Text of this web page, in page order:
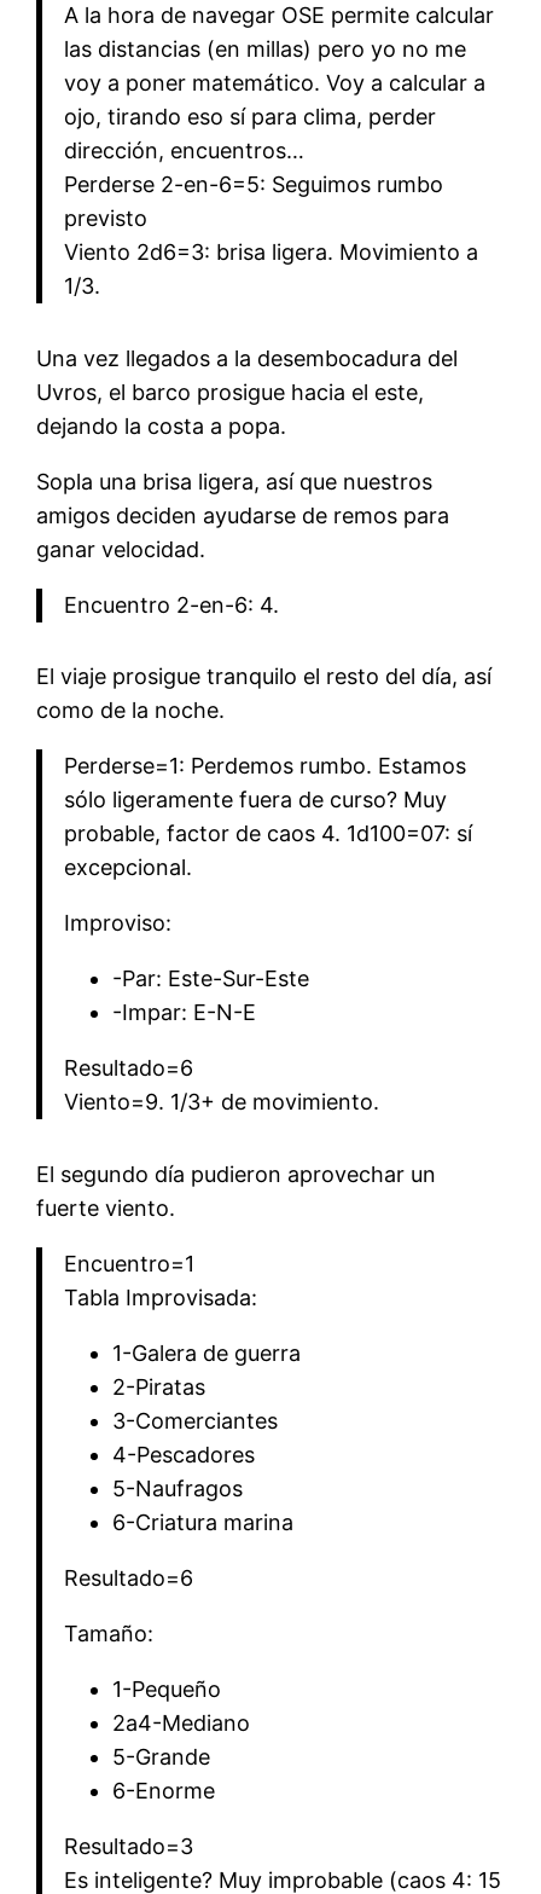
A la hora de navegar OSE permite calcular
las distancias (en millas) pero yo no me
voy a poner matemático. Voy a calcular a
ojo, tirando eso sí para clima, perder
dirección, encuentros…
Perderse 2-en-6=5: Seguimos rumbo
previsto
Viento 2d6=3: brisa ligera. Movimiento a
1/3.
Una vez llegados a la desembocadura del
Uvros, el barco prosigue hacia el este,
dejando la costa a popa.
Sopla una brisa ligera, así que nuestros
amigos deciden ayudarse de remos para
ganar velocidad.
Encuentro 2-en-6: 4.
El viaje prosigue tranquilo el resto del día, así
como de la noche.
Perderse=1: Perdemos rumbo. Estamos
sólo ligeramente fuera de curso? Muy
probable, factor de caos 4. 1d100=07: sí
excepcional.
Improviso:
-Par: Este-Sur-Este
-Impar: E-N-E
Resultado=6
Viento=9. 1/3+ de movimiento.
El segundo día pudieron aprovechar un
fuerte viento.
Encuentro=1
Tabla Improvisada:
1-Galera de guerra
2-Piratas
3-Comerciantes
4-Pescadores
5-Naufragos
6-Criatura marina
Resultado=6
Tamaño:
1-Pequeño
2a4-Mediano
5-Grande
6-Enorme
Resultado=3
Es inteligente? Muy improbable (caos 4: 15